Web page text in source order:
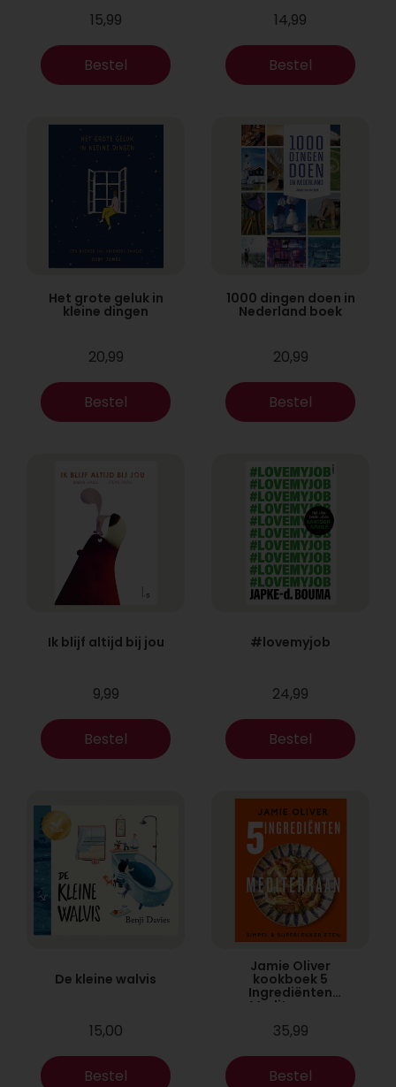
15,99
Bestel
14,99
Bestel
Het grote geluk in
kleine dingen
20,99
Bestel
1000 dingen doen in
Nederland boek
20,99
Bestel
Ik blijf altijd bij jou
9,99
Bestel
#lovemyjob
24,99
Bestel
De kleine walvis
15,00
Bestel
Jamie Oliver
kookboek 5
Ingrediënten
Mediterraan
35,99
Bestel